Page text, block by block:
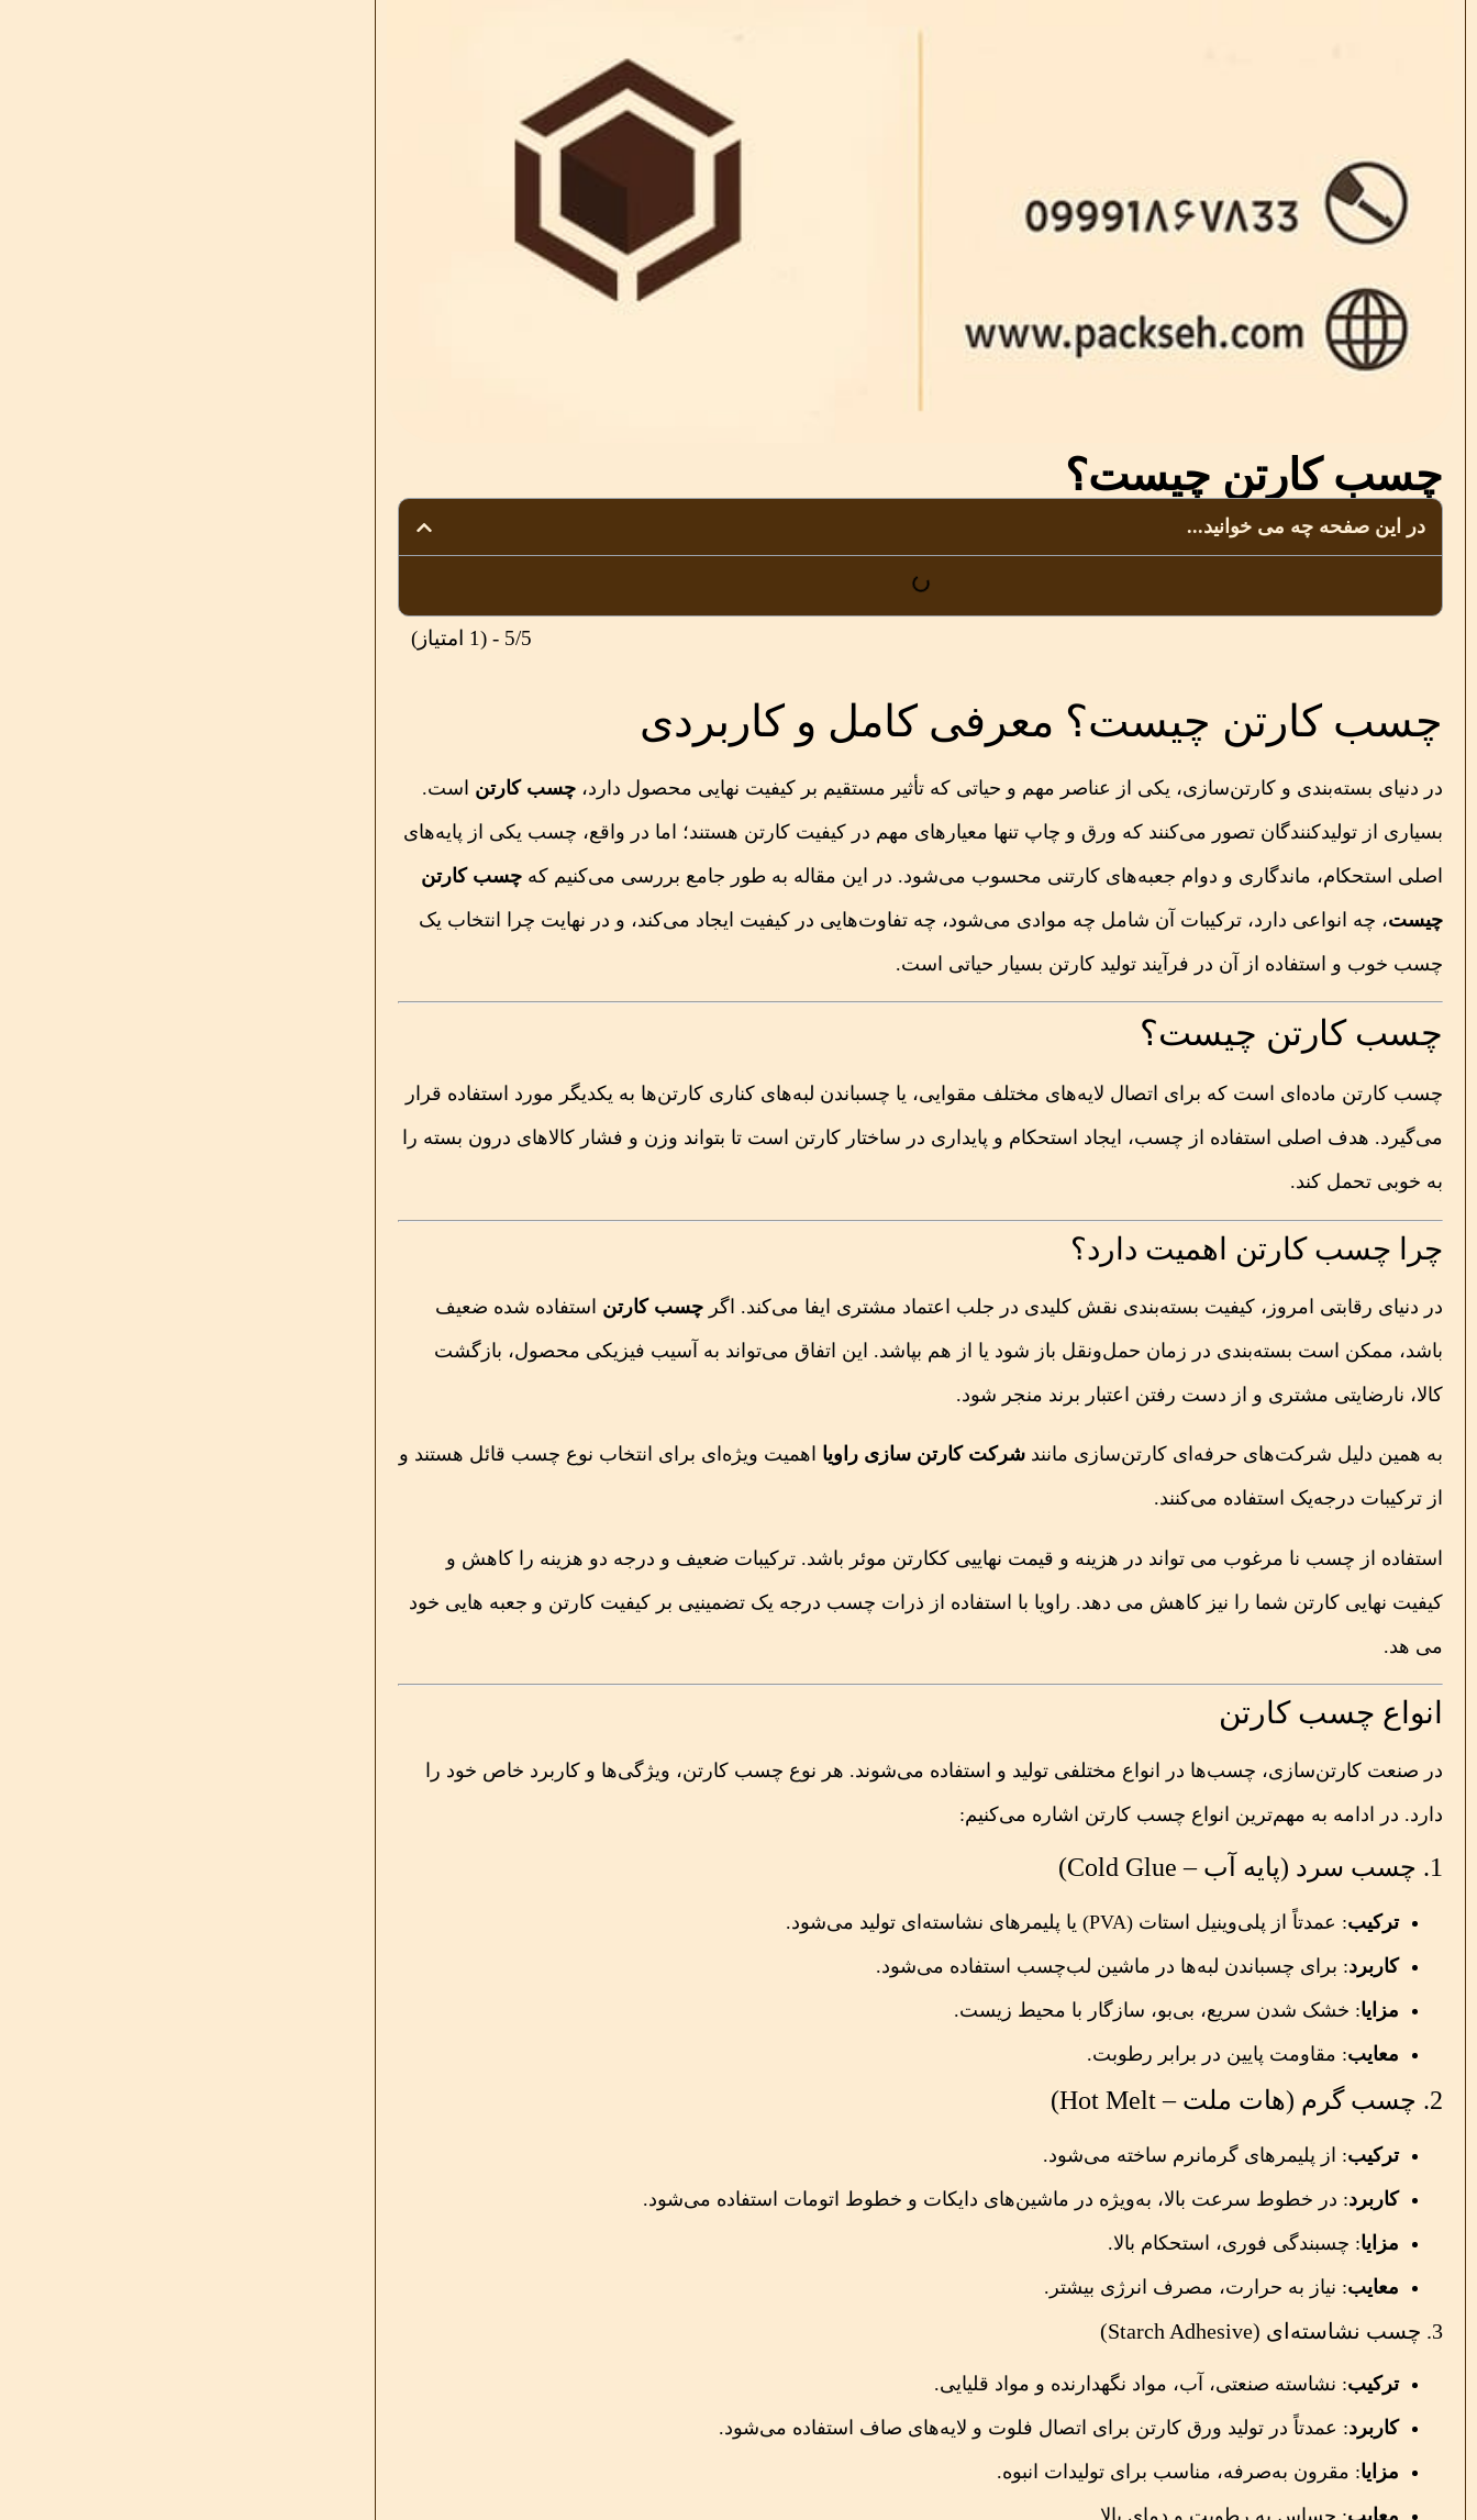
چسب کارتن چیست؟
در این صفحه چه می خوانید...
5/5 - (1 امتیاز)
چسب کارتن چیست؟ معرفی کامل و کاربردی
در دنیای بسته‌بندی و کارتن‌سازی، یکی از عناصر مهم و حیاتی که تأثیر مستقیم بر کیفیت نهایی محصول دارد، چسب کارتن است.
بسیاری از تولیدکنندگان تصور می‌کنند که ورق و چاپ تنها معیارهای مهم در کیفیت کارتن هستند؛ اما در واقع، چسب یکی از پایه‌های
اصلی استحکام، ماندگاری و دوام جعبه‌های کارتنی محسوب می‌شود. در این مقاله به طور جامع بررسی می‌کنیم که چسب کارتن
چیست، چه انواعی دارد، ترکیبات آن شامل چه موادی می‌شود، چه تفاوت‌هایی در کیفیت ایجاد می‌کند، و در نهایت چرا انتخاب یک
چسب خوب و استفاده از آن در فرآیند تولید کارتن بسیار حیاتی است.
چسب کارتن چیست؟
چسب کارتن ماده‌ای است که برای اتصال لایه‌های مختلف مقوایی، یا چسباندن لبه‌های کناری کارتن‌ها به یکدیگر مورد استفاده قرار
می‌گیرد. هدف اصلی استفاده از چسب، ایجاد استحکام و پایداری در ساختار کارتن است تا بتواند وزن و فشار کالاهای درون بسته را
به خوبی تحمل کند.
چرا چسب کارتن اهمیت دارد؟
در دنیای رقابتی امروز، کیفیت بسته‌بندی نقش کلیدی در جلب اعتماد مشتری ایفا می‌کند. اگر چسب کارتن استفاده شده ضعیف
باشد، ممکن است بسته‌بندی در زمان حمل‌ونقل باز شود یا از هم بپاشد. این اتفاق می‌تواند به آسیب فیزیکی محصول، بازگشت
کالا، نارضایتی مشتری و از دست رفتن اعتبار برند منجر شود.
به همین دلیل شرکت‌های حرفه‌ای کارتن‌سازی مانند شرکت کارتن سازی راویا اهمیت ویژه‌ای برای انتخاب نوع چسب قائل هستند و
از ترکیبات درجه‌یک استفاده می‌کنند.
استفاده از چسب نا مرغوب می تواند در هزینه و قیمت نهاییی ککارتن موئر باشد. ترکیبات ضعیف و درجه دو هزینه را کاهش و
کیفیت نهایی کارتن شما را نیز کاهش می دهد. راویا با استفاده از ذرات چسب درجه یک تضمینیی بر کیفیت کارتن و جعبه هایی خود
می هد.
انواع چسب کارتن
در صنعت کارتن‌سازی، چسب‌ها در انواع مختلفی تولید و استفاده می‌شوند. هر نوع چسب کارتن، ویژگی‌ها و کاربرد خاص خود را
دارد. در ادامه به مهم‌ترین انواع چسب کارتن اشاره می‌کنیم:
1. چسب سرد (پایه آب – Cold Glue)
ترکیب: عمدتاً از پلی‌وینیل استات (PVA) یا پلیمرهای نشاسته‌ای تولید می‌شود.
کاربرد: برای چسباندن لبه‌ها در ماشین لب‌چسب استفاده می‌شود.
مزایا: خشک شدن سریع، بی‌بو، سازگار با محیط زیست.
معایب: مقاومت پایین در برابر رطوبت.
2. چسب گرم (هات ملت – Hot Melt)
ترکیب: از پلیمرهای گرمانرم ساخته می‌شود.
کاربرد: در خطوط سرعت بالا، به‌ویژه در ماشین‌های دایکات و خطوط اتومات استفاده می‌شود.
مزایا: چسبندگی فوری، استحکام بالا.
معایب: نیاز به حرارت، مصرف انرژی بیشتر.
3. چسب نشاسته‌ای (Starch Adhesive)
ترکیب: نشاسته صنعتی، آب، مواد نگهدارنده و مواد قلیایی.
کاربرد: عمدتاً در تولید ورق کارتن برای اتصال فلوت و لایه‌های صاف استفاده می‌شود.
مزایا: مقرون به‌صرفه، مناسب برای تولیدات انبوه.